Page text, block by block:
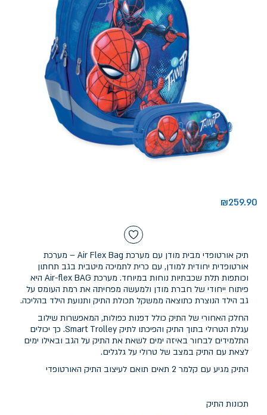
₪259.90
תיק אורטופדי מבית מודן עם מערכת Air Flex Bag – מערכת
אורטופדית יחודית למודן, עם כרית לתמיכה מיטבית בגב תחתון
וכותפות תלת שכבתיות נוחות במיוחד. מערכת Air-flex BAG היא
פיתוח ייחודי של חברת מודן ולמעשה מפחיתה את רמת העומס על
גב הילד הנוצרת כתוצאה ממשקל תכולת התיק ותנועת הילד בהליכה.
החלק האחורי של התיק כולל דפנות כפולות, המאפשרות שילוב
עגלת הטרולי בתוך התיק והפיכתו לתיק Smart Trolley. כך יכולים
התלמידים לבחור באיזה ימים לשאת את התיק על הגב ובאילו ימים
לצאת עם התיק במצב של טרולי על גלגלים.
התיק מגיע עם קלמר 2 תאים תואם לעיצוב התיק האורטופדי
תכונות התיק